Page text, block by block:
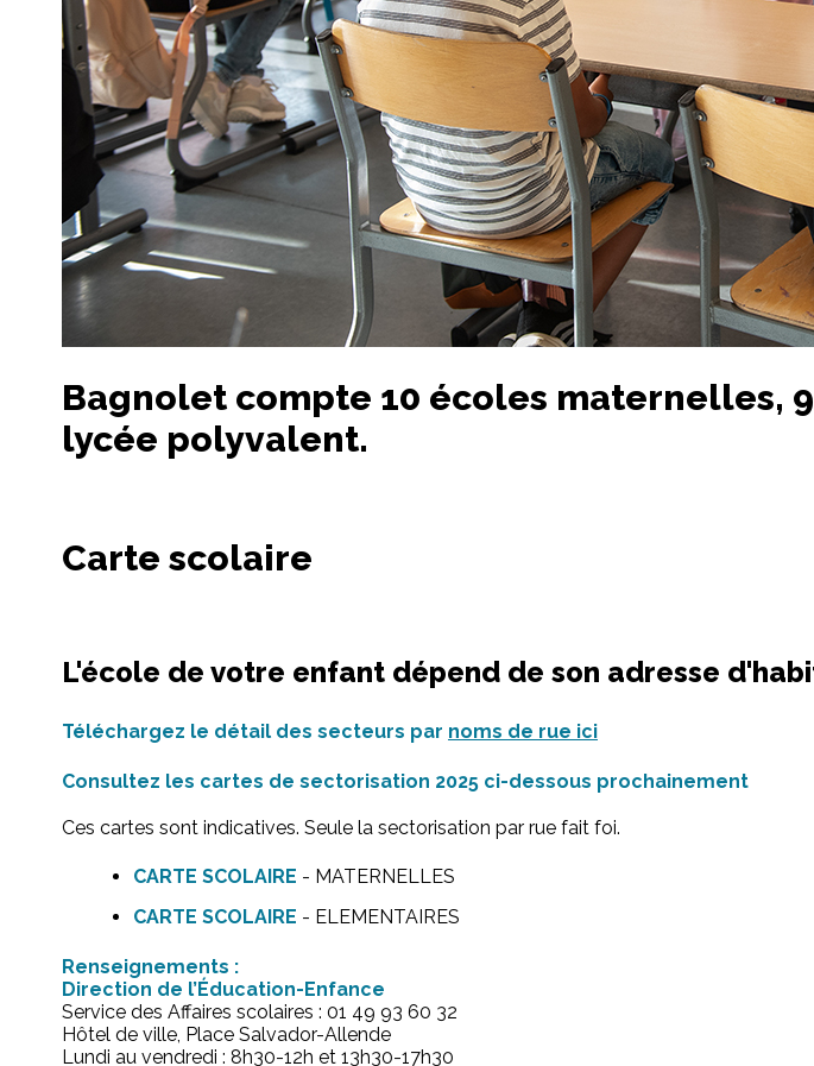
Bagnolet compte 10 écoles maternelles,
lycée polyvalent.
Carte scolaire
L'école de votre enfant dépend de son adresse
Téléchargez le détail des secteurs par noms de rue ici
Consultez les cartes de sectorisation 2025 ci-dessous prochainement
Ces cartes sont indicatives. Seule la sectorisation par rue fait foi.
CARTE SCOLAIRE - MATERNELLES
CARTE SCOLAIRE - ELEMENTAIRES
Renseignements :
Direction de l’Éducation-Enfance
Service des Affaires scolaires : 01 49 93 60 32
Hôtel de ville, Place Salvador-Allende
Lundi au vendredi : 8h30-12h et 13h30-17h30